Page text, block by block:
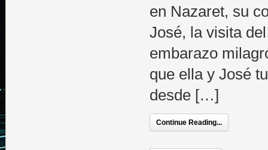
en Nazaret, su
José, la visita
embarazo
que ella y José
desde […]
Continue Reading...